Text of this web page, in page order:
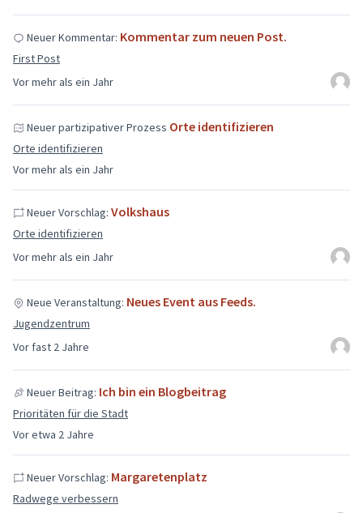
Vor mehr als ein Jahr
Neuer Kommentar: Kommentar zum neuen Post.
First Post
Vor mehr als ein Jahr
Neuer partizipativer Prozess Orte identifizieren
Orte identifizieren
Vor mehr als ein Jahr
Neuer Vorschlag: Volkshaus
Orte identifizieren
Vor fast 2 Jahre
Neue Veranstaltung: Neues Event aus Feeds.
Jugendzentrum
Vor etwa 2 Jahre
Neuer Beitrag: Ich bin ein Blogbeitrag
Prioritäten für die Stadt
Neuer Vorschlag: Margaretenplatz
Radwege verbessern